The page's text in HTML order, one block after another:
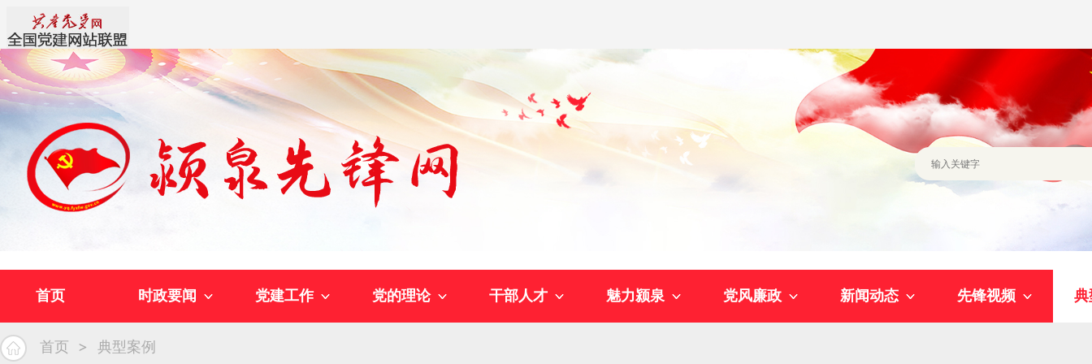
首页 时政要闻 党建工作 党的理论 干部人才 魅力颍泉 党风廉政 新闻动态 先锋视频 典
首页 典型案例